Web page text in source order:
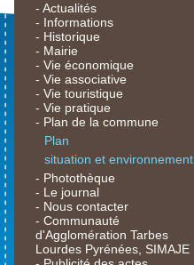
- Actualités
- Informations
- Historique
- Mairie
- Vie économique
- Vie associative
- Vie touristique
- Vie pratique
- Plan de la commune
Plan
situation et environnement
- Photothèque
- Le journal
- Nous contacter
- Communauté
d'Agglomération Tarbes
Lourdes Pyrénées, SIMAJE